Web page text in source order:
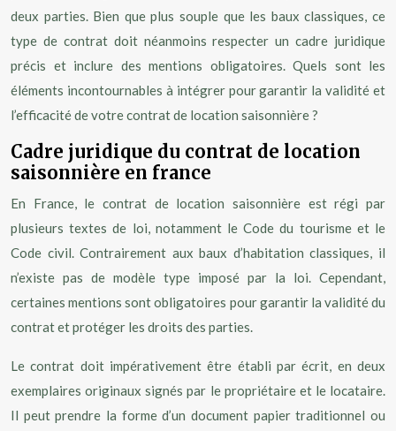
deux parties. Bien que plus souple que les baux classiques, ce
type de contrat doit néanmoins respecter un cadre juridique
précis et inclure des mentions obligatoires. Quels sont les
éléments incontournables à intégrer pour garantir la validité et
l’efficacité de votre contrat de location saisonnière ?
Cadre juridique du contrat de location
saisonnière en france
En France, le contrat de location saisonnière est régi par
plusieurs textes de loi, notamment le Code du tourisme et le
Code civil. Contrairement aux baux d’habitation classiques, il
n’existe pas de modèle type imposé par la loi. Cependant,
certaines mentions sont obligatoires pour garantir la validité du
contrat et protéger les droits des parties.
Le contrat doit impérativement être établi par écrit, en deux
exemplaires originaux signés par le propriétaire et le locataire.
Il peut prendre la forme d’un document papier traditionnel ou